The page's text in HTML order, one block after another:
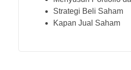
Strategi Beli Saham
Kapan Jual Saham